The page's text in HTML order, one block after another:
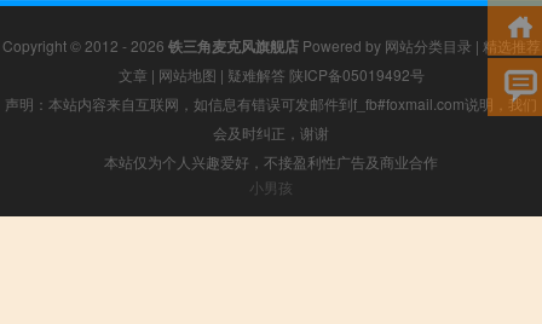
Copyright © 2012 - 2026 铁三角麦克风旗舰店Powered by 网站分类目录 | 精选推荐
文章 | 网站地图 | 疑难解答 陕ICP备05019492号
声明：本站内容来自互联网，如信息有错误可发邮件到f_fb#foxmail.com说明，我们
会及时纠正，谢谢
本站仅为个人兴趣爱好，不接盈利性广告及商业合作
小男孩